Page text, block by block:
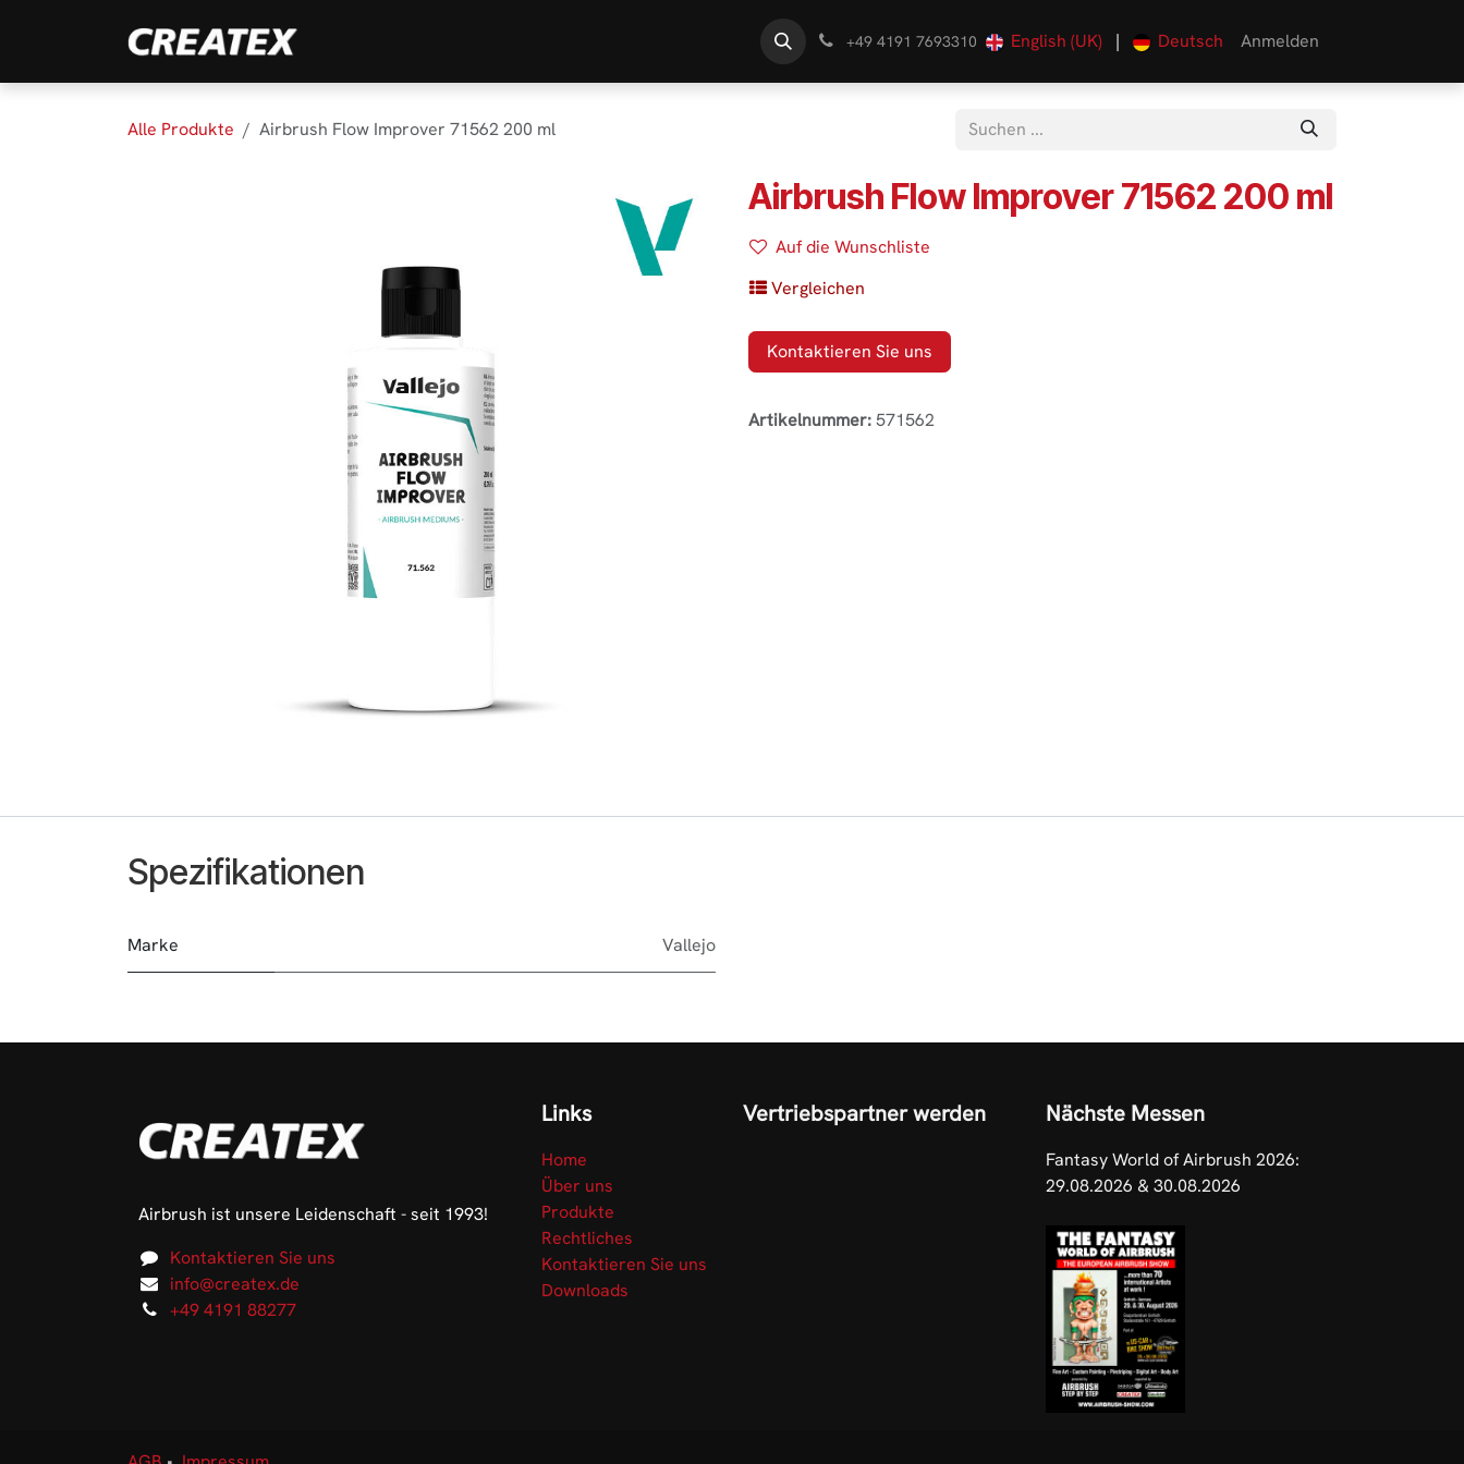
+49 4191 7693310 English (UK) | Deutsch Anmelden
Alle Produkte Airbrush Flow Improver 71562 200 ml
Airbrush Flow Improver 71562 200 ml
Auf die Wunschliste
Vergleichen
Kontaktieren Sie uns
Artikelnummer:571562
Spezifikationen
Marke Vallejo
Airbrush ist unsere Leidenschaft - seit 1993!
Kontaktieren Sie uns
info@createx.de
+49 4191 88277
Links
Home
Über uns
Produkte
Rechtliches
Kontaktieren Sie uns
Downloads
Vertriebspartner werden Nächste Messen
Fantasy World of Airbrush 2026:
29.08.2026 & 30.08.2026